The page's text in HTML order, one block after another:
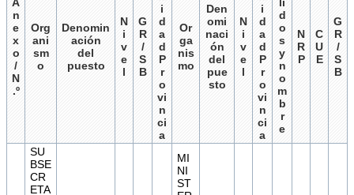
A
n
e
x
o
/
N
.º
Org
ani
sm
o
Denomin
ación
del
puesto
N
i
v
e
l
G
R
/
S
B
i
d
a
d
P
r
o
vi
n
ci
a
Or
ga
nis
mo
Den
omi
naci
ón
del
pue
sto
N
i
v
e
l
i
d
a
d
P
r
o
vi
n
ci
a
li
d
o
s
y
n
o
m
b
r
e
N
R
P
C
U
E
G
R
/
S
B
SU
BSE
CR
ETA
MI
NI
ST